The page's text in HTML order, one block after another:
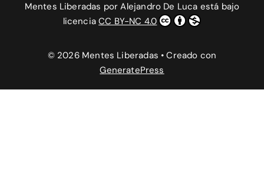
Mentes Liberadas porAlejandro De Luca está bajo
licenciaCC BY-NC 4.0
© 2026 Mentes Liberadas • Creado con
GeneratePress